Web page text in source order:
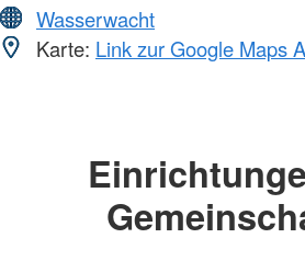
Wasserwacht
Karte: Link zur Google Maps